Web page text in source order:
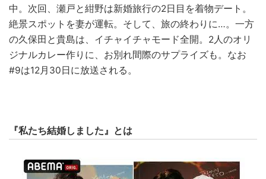
中。次回、瀬戸と紺野は新婚旅行の2日目を着物デート。
絶景スポットを妻が運転。そして、旅の終わりに…。一方
の久保田と貴島は、イチャイチャモード全開。2人のオリ
ジナルカレー作りに、お別れ間際のサプライズも。なお
#9は12月30日に放送される。
『私たち結婚しました』とは